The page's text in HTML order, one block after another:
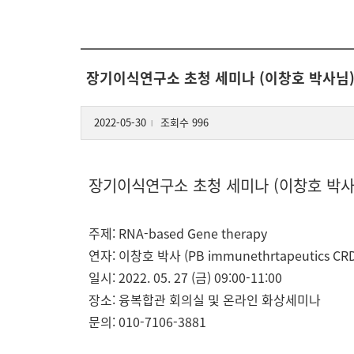
장기이식연구소 초청 세미나 (이창호 박사님)
2022-05-30 l 조회수 996
장기이식연구소 초청 세미나 (이창호 박
주제: RNA-based Gene therapy
연자: 이창호 박사 (PB immunethrtapeutics
일시: 2022. 05. 27 (금) 09:00-11:00
장소: 융복합관 회의실 및 온라인 화상세미나
문의: 010-7106-3881